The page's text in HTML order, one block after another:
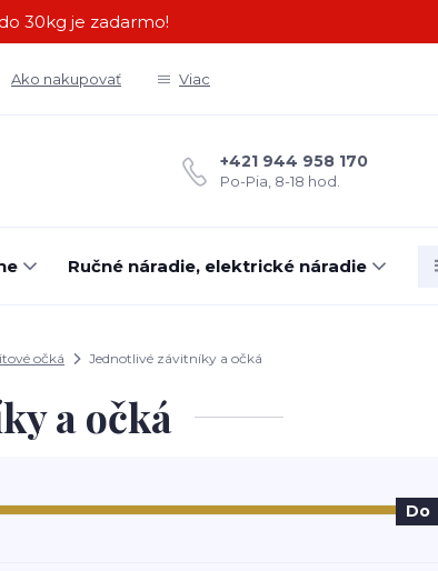
30kg je zadarmo!
Ako nakupovať Viac
+421 944 958 170
Po-Pia, 8-18 hod.
Ručné náradie, elektrické náradie
očká Jednotlivé závitníky a očká
a očká
Do